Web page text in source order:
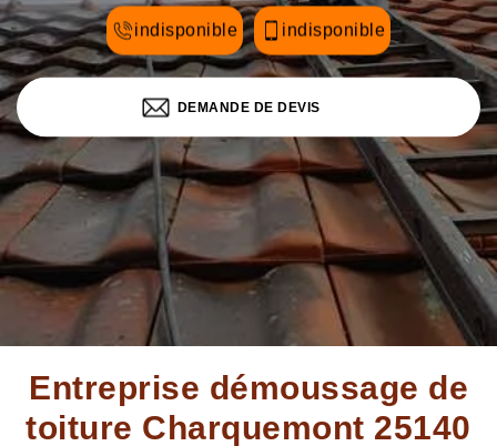
indisponible indisponible
DEMANDE DE DEVIS
Entreprise démoussage de
toiture Charquemont 25140